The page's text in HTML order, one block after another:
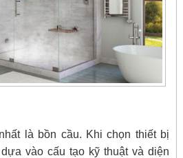
là bồn cầu. Khi chọn thiết bị
vào cấu tạo kỹ thuật và diện